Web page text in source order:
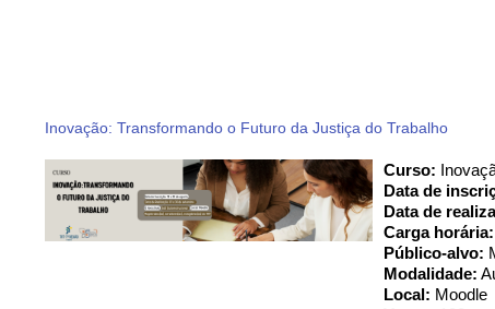
Inovação: Transformando o Futuro da Justiça do Trabalho
Curso:
Data de
Data de
Carga horária:
Público-alvo:
Modalidade:
Local: Moodle